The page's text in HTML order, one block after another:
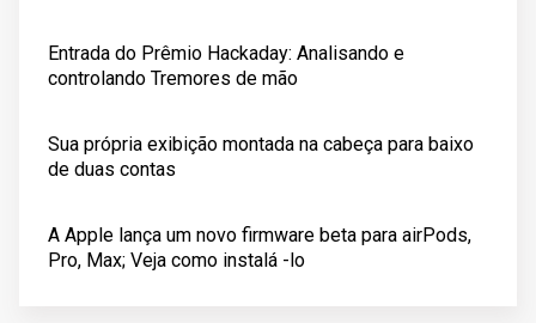
Entrada do Prêmio Hackaday: Analisando e
controlando Tremores de mão
Sua própria exibição montada na cabeça para baixo
de duas contas
A Apple lança um novo firmware beta para airPods,
Pro, Max; Veja como instalá -lo